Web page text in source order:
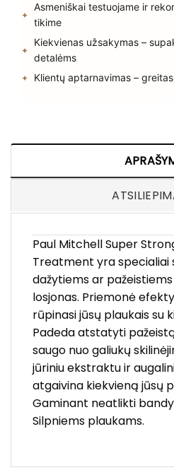
Asmeniškai testuojame ir
tikime
Kiekvienas užsakymas –
detalėms
Klientų aptarnavimas –
Paul Mitchell Super
Treatment yra specialiai
dažytiems ar
losjonas. Priemonė
rūpinasi jūsų plaukais su
Padeda atstatyti
saugo nuo galiukų
jūriniu ekstraktu ir
atgaivina kiekvieną jūsų
Gaminant neatlikti
Silpniems plaukams.